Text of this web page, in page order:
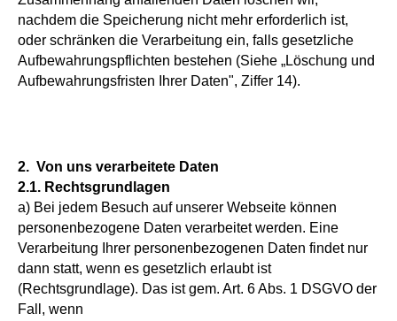
nachdem die Speicherung nicht mehr erforderlich ist,
oder schränken die Verarbeitung ein, falls gesetzliche
Aufbewahrungspflichten bestehen (Siehe „Löschung und
Aufbewahrungsfristen Ihrer Daten", Ziffer 14).
2. Von uns verarbeitete Daten
2.1. Rechtsgrundlagen
a) Bei jedem Besuch auf unserer Webseite können
personenbezogene Daten verarbeitet werden. Eine
Verarbeitung Ihrer personenbezogenen Daten findet nur
dann statt, wenn es gesetzlich erlaubt ist
(Rechtsgrundlage). Das ist gem. Art. 6 Abs. 1 DSGVO der
Fall, wenn